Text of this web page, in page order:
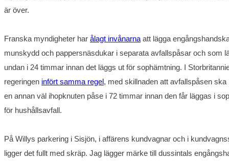
är över.
Franska myndigheter har ålagt invånarna att lägga
munskydd och pappersnäsdukar i separata avfallspåsar och som
undan i 24 timmar innan det läggs ut för sophämtning. I
regeringen infört samma regel, med skillnaden att avfallspåsen ska
en annan väl ihopknuten påse i 72 timmar innan den får läggas i
för hushållsavfall.
På Willys parkering i Sisjön, i affärens kundvagnar och i
ligger det fullt med skräp. Jag lägger märke till dussintals